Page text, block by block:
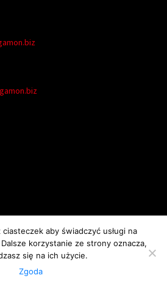
Krzysztof, Sławomir i Grzegorz i Kiszka.
aby świadczyć usługi na
korzystanie ze strony oznacza,
się na ich użycie.
Zgoda